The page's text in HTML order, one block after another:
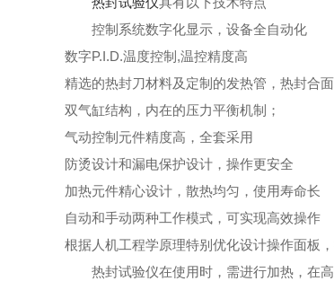
控制系统数字化显示，设备全自动化
数字P.I.D.温度控制,温控精度高
精选的热封刀材料及定制的发热管，热封合
双气缸结构，内在的压力平衡机制；
气动控制元件精度高，全套采用
防烫设计和漏电保护设计，操作更安全
加热元件精心设计，散热均匀，使用寿命长
自动和手动两种工作模式，可实现高效操作
根据人机工程学原理特别优化设计操作面板
热封试验仪在使用时，需进行加热，在